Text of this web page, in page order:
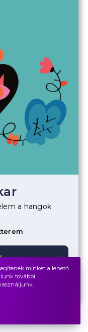
a hangok
minket a lehető
további